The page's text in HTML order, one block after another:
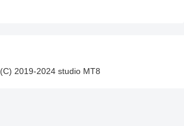
(C) 2019-2024 studio MT8